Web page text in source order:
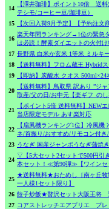
14
【澤井珈琲】ポイント10倍 送
テシモ/コーヒー豆/珈琲豆）
15
【次回入荷9月予定】【予約注
16
楽天年間ランキング→1位の緊急
は必読！酵素ダイエットの火付
17 長野県 白米か玄米 1等米 ミルキ
18
【送料無料】フロム蔵王 Hybrid
19
【即納】炭酸水 クオス
20
【送料無料】鳥取県 訳あり ”ジ
取産/父の日/お中元【楽ギフ_のし
21
【ポイント5倍 送料無料】NEW
当店限定モデル あす楽対応
22
【扇風機ランキング1位】冷風
ネ/首振り/おすすめ/リモコン付き
23 うなぎ 国産ジャンボうなぎ蒲焼
24
▽【5大セット2セットで500円引
本セット！≪第90弾≫【ワインセ
25
★送料無料★おためし［南ヶ丘牧
一人様1セット限り】
26 餃子炒飯★贅沢セット大阪王将
27 コアストレッチエアプリエ プレ